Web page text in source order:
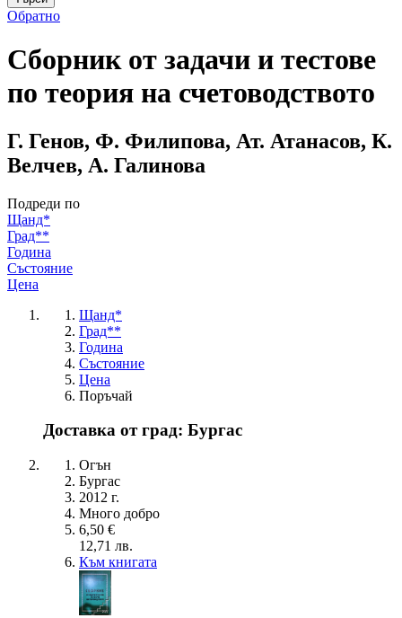
Обратно
Сборник от задачи и тестове
по теория на счетоводството
Г. Генов, Ф. Филипова, Ат. Атанасов, К.
Велчев, А. Галинова
Подреди по
Щанд*
Град**
Година
Състояние
Цена
Щанд*
Град**
Година
Състояние
Цена
Поръчай
Доставка от град: Бургас
Огън
Бургас
2012 г.
Много добро
6,50 €
12,71 лв.
Към книгата